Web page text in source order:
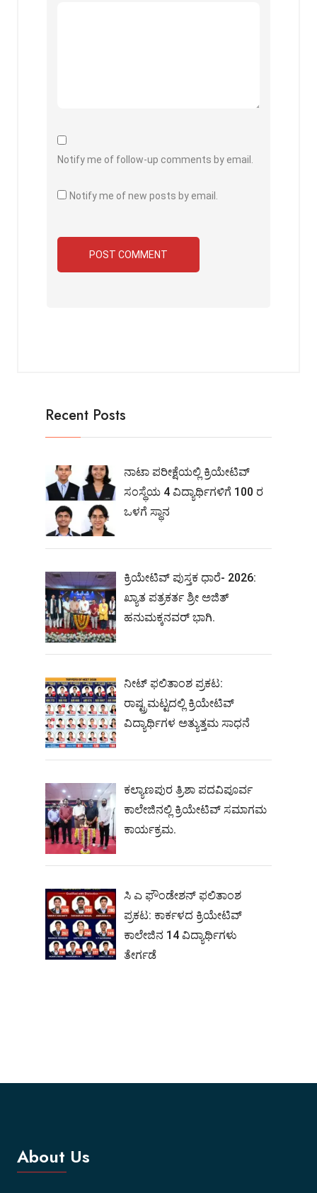
Notify me of follow-up comments by email.
Notify me of new posts by email.
Recent Posts
ನಾಟಾ ಪರೀಕ್ಷೆಯಲ್ಲಿ ಕ್ರಿಯೇಟಿವ್
ಸಂಸ್ಥೆಯ 4 ವಿದ್ಯಾರ್ಥಿಗಳಿಗೆ 100 ರ
ಒಳಗೆ ಸ್ಥಾನ
ಕ್ರಿಯೇಟಿವ್ ಪುಸ್ತಕ ಧಾರೆ- 2026:
ಖ್ಯಾತ ಪತ್ರಕರ್ತ ಶ್ರೀ ಅಜಿತ್
ಹನುಮಕ್ಕನವರ್ ಭಾಗಿ.
ನೀಟ್‌ ಫಲಿತಾಂಶ ಪ್ರಕಟ:
ರಾಷ್ಟ್ರಮಟ್ಟದಲ್ಲಿ ಕ್ರಿಯೇಟಿವ್‌
ವಿದ್ಯಾರ್ಥಿಗಳ ಅತ್ಯುತ್ತಮ ಸಾಧನೆ
ಕಲ್ಯಾಣಪುರ ತ್ರಿಶಾ ಪದವಿಪೂರ್ವ
ಕಾಲೇಜಿನಲ್ಲಿ ಕ್ರಿಯೇಟಿವ್ ಸಮಾಗಮ
ಕಾರ್ಯಕ್ರಮ.
ಸಿ ಎ ಫೌಂಡೇಶನ್ ಫಲಿತಾಂಶ
ಪ್ರಕಟ: ಕಾರ್ಕಳದ ಕ್ರಿಯೇಟಿವ್
ಕಾಲೇಜಿನ 14 ವಿದ್ಯಾರ್ಥಿಗಳು
ತೇರ್ಗಡೆ
About Us